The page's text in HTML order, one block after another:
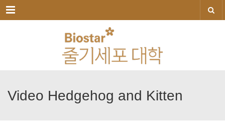
메뉴
Video Hedgehog and Kitten